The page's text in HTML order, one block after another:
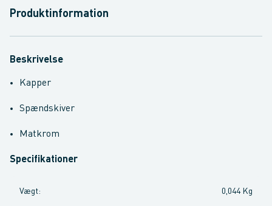
Produktinformation
Beskrivelse
Kapper
Spændskiver
Matkrom
Specifikationer
Vægt: 0,044 Kg